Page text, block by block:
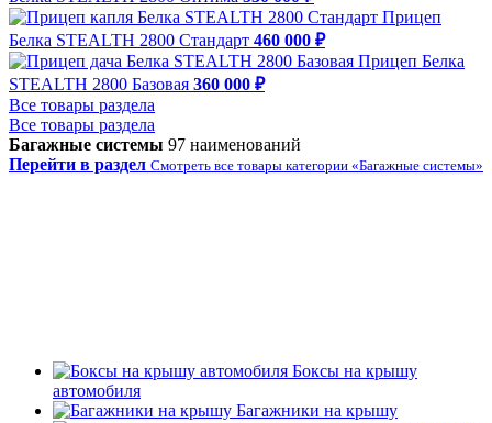
Прицеп
Белка STEALTH 2800 Стандарт 460 000 ₽
Прицеп Белка
STEALTH 2800 Базовая 360 000 ₽
Все товары раздела
Все товары раздела
Багажные системы 97 наименований
Перейти в раздел Смотреть все товары категории «Багажные системы»
Боксы на крышу
автомобиля
Багажники на крышу